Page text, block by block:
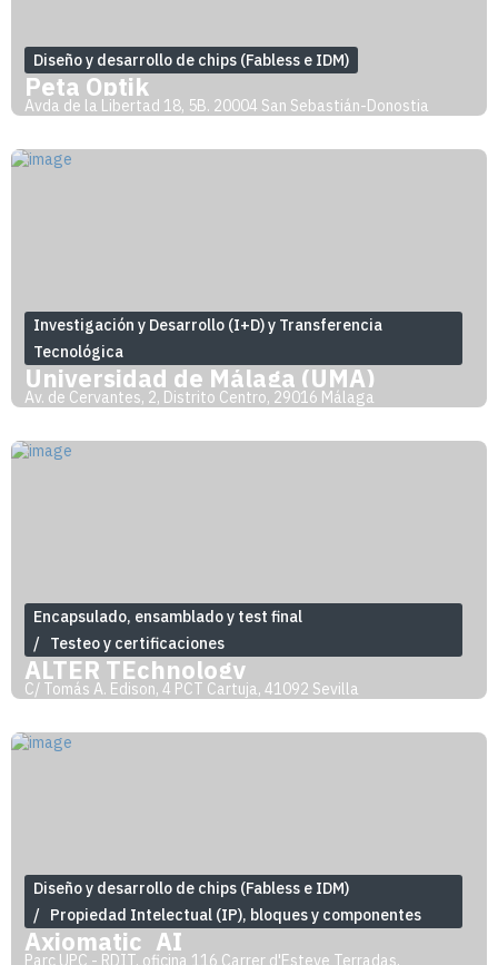
Diseño y desarrollo de chips (Fabless e IDM)
Peta Optik
Avda de la Libertad 18, 5B. 20004 San Sebastián-Donostia
Investigación y Desarrollo (I+D) y Transferencia
Tecnológica
Universidad de Málaga (UMA)
Av. de Cervantes, 2, Distrito Centro, 29016 Málaga
Encapsulado, ensamblado y test final
Testeo y certificaciones
ALTER TEchnology
C/ Tomás A. Edison, 4 PCT Cartuja, 41092 Sevilla
Diseño y desarrollo de chips (Fabless e IDM)
Propiedad Intelectual (IP), bloques y componentes
Axiomatic_AI
Parc UPC - RDIT, oficina 116 Carrer d'Esteve Terradas,